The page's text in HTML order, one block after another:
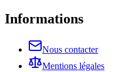
Informations
Nous contacter
Mentions légales